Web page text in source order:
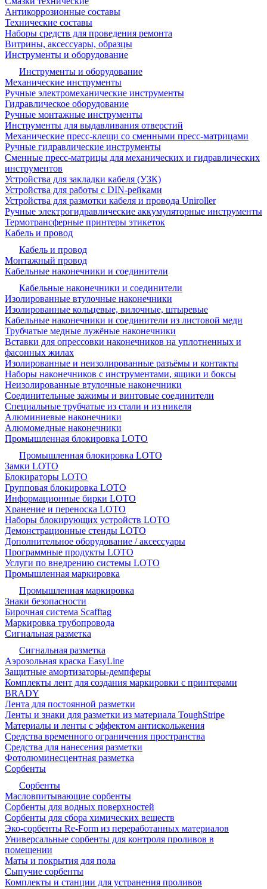
Антикоррозионные составы
Технические составы
Наборы средств для проведения ремонта
Витрины, аксессуары, образцы
Инструменты и оборудование
Инструменты и оборудование
Механические инструменты
Ручные электромеханические инструменты
Гидравлическое оборудование
Ручные монтажные инструменты
Инструменты для выдавливания отверстий
Механические пресс-клещи со сменными пресс-матрицами
Ручные гидравлические инструменты
Сменные пресс-матрицы для механических и гидравлических
инструментов
Устройства для закладки кабеля (УЗК)
Устройства для работы с DIN-рейками
Устройства для размотки кабеля и провода Uniroller
Ручные электрогидравлические аккумуляторные инструменты
Термотрансферные принтеры этикеток
Кабель и провод
Кабель и провод
Монтажный провод
Кабельные наконечники и соединители
Кабельные наконечники и соединители
Изолированные втулочные наконечники
Изолированные кольцевые, вилочные, штыревые
Кабельные наконечники и соединители из листовой меди
Трубчатые медные лужёные наконечники
Вставки для опрессовки наконечников на уплотненных и
фасонных жилах
Изолированные и неизолированные разъёмы и контакты
Наборы наконечников с инструментами, ящики и боксы
Неизолированные втулочные наконечники
Соединительные зажимы и винтовые соединители
Специальные трубчатые из стали и из никеля
Алюминиевые наконечники
Алюмомедные наконечники
Промышленная блокировка LOTO
Промышленная блокировка LOTO
Замки LOTO
Блокираторы LOTO
Групповая блокировка LOTO
Информационные бирки LOTO
Хранение и переноска LOTO
Наборы блокирующих устройств LOTO
Демонстрационные стенды LOTO
Дополнительное оборудование / аксессуары
Программные продукты LOTO
Услуги по внедрению системы LOTO
Промышленная маркировка
Промышленная маркировка
Знаки безопасности
Бирочная система Scafftag
Маркировка трубопровода
Сигнальная разметка
Сигнальная разметка
Аэрозольная краска EasyLine
Защитные амортизаторы-демпферы
Комплекты лент для создания маркировки с принтерами
BRADY
Лента для постоянной разметки
Ленты и знаки для разметки из материала ToughStripe
Материалы и ленты с эффектом антискольжения
Средства временного ограничения пространства
Средства для нанесения разметки
Фотолюминесцентная разметка
Сорбенты
Сорбенты
Масловпитывающие сорбенты
Сорбенты для водных поверхностей
Сорбенты для сбора химических веществ
Эко-сорбенты Re-Form из переработанных материалов
Универсальные сорбенты для контроля проливов в
помещении
Маты и покрытия для пола
Сыпучие сорбенты
Комплекты и станции для устранения проливов